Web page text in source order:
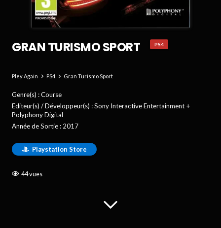
GRAN TURISMO SPORT PS4
Pley Again PS4 Gran Turismo Sport
Genre(s) :Course
Editeur(s) / Développeur(s) :Sony Interactive Entertainment +
Polyphony Digital
Année de Sortie : 2017
Playstation Store
44vues